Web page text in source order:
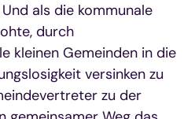
als die kommunale
durch
kleinen Gemeinden in die
versinken zu
zu der